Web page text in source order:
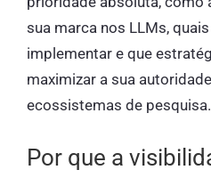
sua marca nos LLMs,
implementar e que
maximizar a sua
ecossistemas de pesquisa.
Por que a